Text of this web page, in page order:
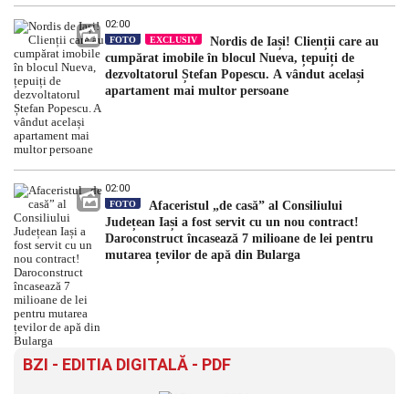
02:00
FOTO EXCLUSIV
Nordis de Iași! Clienții care au
cumpărat imobile în blocul Nueva, țepuiți de
dezvoltatorul Ștefan Popescu. A vândut același
apartament mai multor persoane
02:00
FOTO
Afaceristul „de casă” al Consiliului
Județean Iași a fost servit cu un nou contract!
Daroconstruct încasează 7 milioane de lei pentru
mutarea țevilor de apă din Bularga
BZI - EDITIA DIGITALĂ - PDF